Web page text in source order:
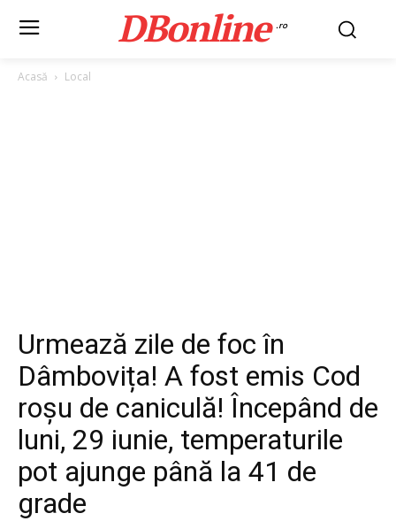
DBonline .ro
Acasă Local
Urmează zile de foc în
Dâmbovița! A fost emis Cod
roșu de caniculă! Începând de
luni, 29 iunie, temperaturile
pot ajunge până la 41 de
grade